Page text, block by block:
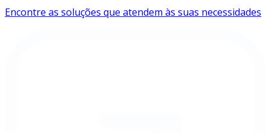
Encontre as soluções que atendem às suas necessidades